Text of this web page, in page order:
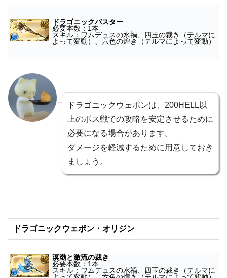
ドラゴニックバスター
必要本数：1本
スキル：ワムデュスの水禍、四玉の裁き（テルマに
よって変動）、六色の煌き（テルマによって変動）
ドラゴニックウェポンは、200HELL以
上のボス戦での攻略を安定させるために
必要になる場合があります。
ダメージを軽減するために用意しておき
ましょう。
ドラゴニックウェポン・オリジン
溟渤と激流の裁き
必要本数：1本
スキル：ワムデュスの水禍、四玉の裁き（テルマに